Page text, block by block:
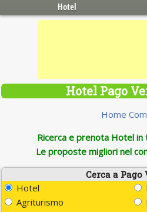
Hotel
Hotel Pago
Home
Ricerca e prenota Hotel
Le proposte migliori nel
Cerca a Pago
Hotel
Agriturismo